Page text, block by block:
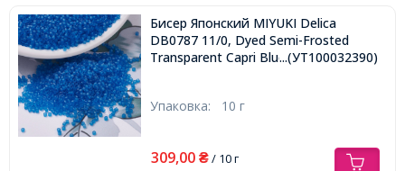
Бисер Японский MIYUKI Delica
DB0787 11/0, Dyed Semi-Frosted
Transparent Capri Blue, 2000шт/10г,
...(УТ100032390)
Упаковка: 10 г
309,00 ₴/ 10 г